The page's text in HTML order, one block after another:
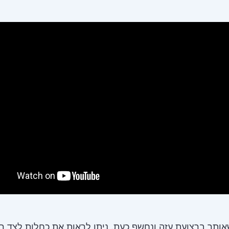
ברצועת עזה ונחשף כעת, ניתן לראות את כחלות לצד